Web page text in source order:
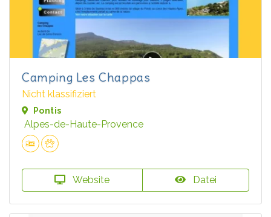
Camping Les Chappas
Nicht klassifiziert
Pontis
Alpes-de-Haute-Provence
Website Datei